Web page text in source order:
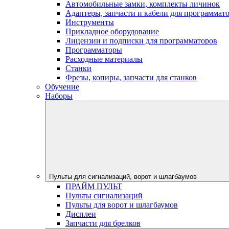
Автомобильные замки, комплекты личинок
Адаптеры, запчасти и кабели для
Инструменты
Прикладное оборудование
Лицензии и подписки для программаторов
Программаторы
Расходные материалы
Станки
Фрезы, копиры, запчасти для станков
Обучение
Наборы
Пульты для сигнализаций, ворот и шлагбаумов
ПРАЙМ ПУЛЬТ
Пульты сигнализаций
Пульты для ворот и шлагбаумов
Дисплеи
Запчасти для брелков